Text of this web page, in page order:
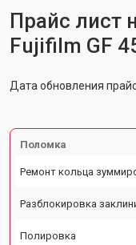
Прайс лист
Fujifilm GF
Дата обновления
Поломка
Ремонт кольца
Разблокировка
Полировка